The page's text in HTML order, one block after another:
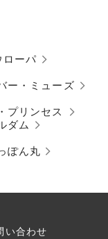
ローパ
ー・ミューズ
プリンセス
ダム
ぽん丸
い合わせ